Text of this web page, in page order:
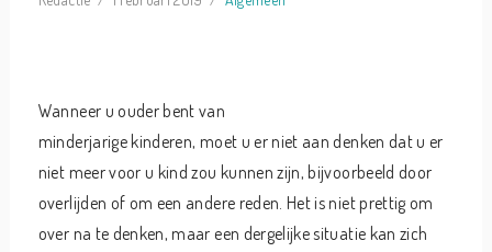
Wanneer u ouder bent van
minderjarige kinderen, moet u er niet aan denken dat u er
niet meer voor u kind zou kunnen zijn, bijvoorbeeld door
overlijden of om een andere reden. Het is niet prettig om
over na te denken, maar een dergelijke situatie kan zich